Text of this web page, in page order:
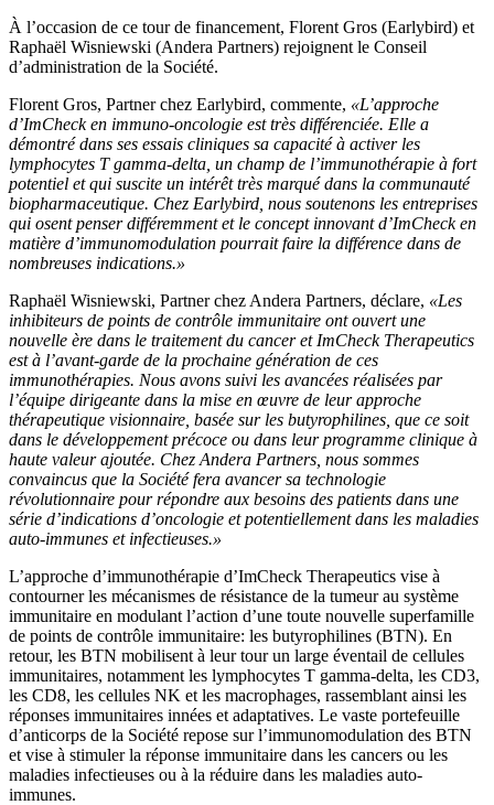
À l’occasion de ce tour de financement, Florent Gros (Earlybird) et
Raphaël Wisniewski (Andera Partners) rejoignent le Conseil
d’administration de la Société.
Florent Gros, Partner chez Earlybird, commente, «L’approche
d’ImCheck en immuno-oncologie est très différenciée. Elle a
démontré dans ses essais cliniques sa capacité à activer les
lymphocytes T gamma-delta, un champ de l’immunothérapie à fort
potentiel et qui suscite un intérêt très marqué dans la communauté
biopharmaceutique. Chez Earlybird, nous soutenons les entreprises
qui osent penser différemment et le concept innovant d’ImCheck en
matière d’immunomodulation pourrait faire la différence dans de
nombreuses indications.»
Raphaël Wisniewski, Partner chez Andera Partners, déclare, «Les
inhibiteurs de points de contrôle immunitaire ont ouvert une
nouvelle ère dans le traitement du cancer et ImCheck Therapeutics
est à l’avant-garde de la prochaine génération de ces
immunothérapies. Nous avons suivi les avancées réalisées par
l’équipe dirigeante dans la mise en œuvre de leur approche
thérapeutique visionnaire, basée sur les butyrophilines, que ce soit
dans le développement précoce ou dans leur programme clinique à
haute valeur ajoutée. Chez Andera Partners, nous sommes
convaincus que la Société fera avancer sa technologie
révolutionnaire pour répondre aux besoins des patients dans une
série d’indications d’oncologie et potentiellement dans les maladies
auto-immunes et infectieuses.»
L’approche d’immunothérapie d’ImCheck Therapeutics vise à
contourner les mécanismes de résistance de la tumeur au système
immunitaire en modulant l’action d’une toute nouvelle superfamille
de points de contrôle immunitaire: les butyrophilines (BTN). En
retour, les BTN mobilisent à leur tour un large éventail de cellules
immunitaires, notamment les lymphocytes T gamma-delta, les CD3,
les CD8, les cellules NK et les macrophages, rassemblant ainsi les
réponses immunitaires innées et adaptatives. Le vaste portefeuille
d’anticorps de la Société repose sur l’immunomodulation des BTN
et vise à stimuler la réponse immunitaire dans les cancers ou les
maladies infectieuses ou à la réduire dans les maladies auto-
immunes.